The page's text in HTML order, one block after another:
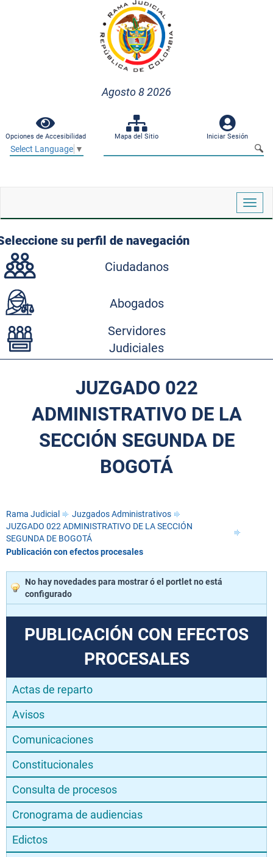
Agosto 8 2026
Opciones de Accesibilidad Mapa del Sitio Iniciar Sesión
Select Language ▼
su perfil de navegación
Ciudadanos
Abogados
Servidores
Judiciales
JUZGADO 022
ADMINISTRATIVO DE LA
SECCIÓN SEGUNDA DE
BOGOTÁ
Rama Judicial
Juzgados Administrativos
JUZGADO 022 ADMINISTRATIVO DE LA SECCIÓN
SEGUNDA DE BOGOTÁ
Publicación con efectos procesales
No hay novedades para mostrar ó el portlet no está
configurado
PUBLICACIÓN CON EFECTOS
PROCESALES
Actas de reparto
Avisos
Comunicaciones
Constitucionales
Consulta de procesos
Cronograma de audiencias
Edictos